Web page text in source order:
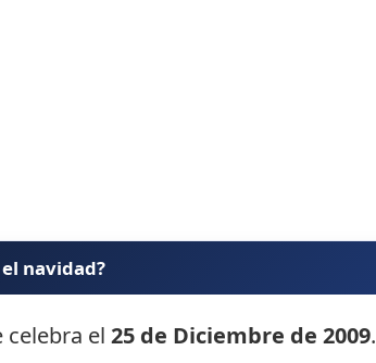
el navidad?
celebra el25 de Diciembre de 2009.